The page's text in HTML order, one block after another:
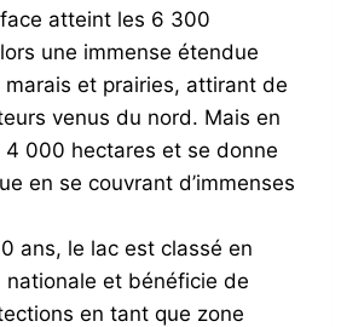
atteint les 6 300
une immense étendue
marais et prairies, attirant de
venus du nord. Mais en
4 000 hectares et se donne
en se couvrant d’immenses
ans, le lac est classé en
nationale et bénéficie de
en tant que zone